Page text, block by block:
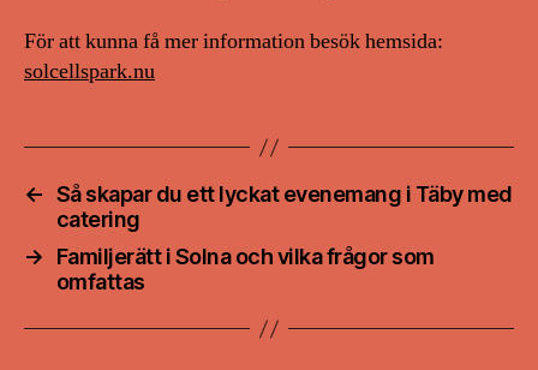
För att kunna få mer information besök hemsida:
solcellspark.nu
← Så skapar du ett lyckat evenemang i Täby med
catering
→
Familjerätt i Solna och vilka frågor som
omfattas